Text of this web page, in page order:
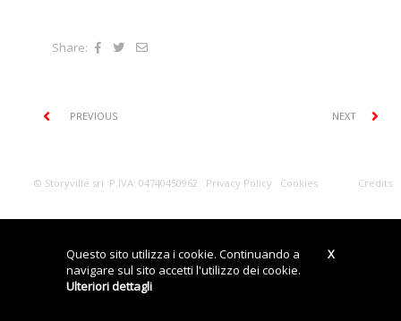
Questo sito utilizza i cookie. Continuando a
navigare sul sito accetti l'utilizzo dei cookie.
Ulteriori dettagli
X
Share:
PREVIOUS NEXT
© Storyville srl P.IVA: 04740450962 Privacy Policy Cookies Credits